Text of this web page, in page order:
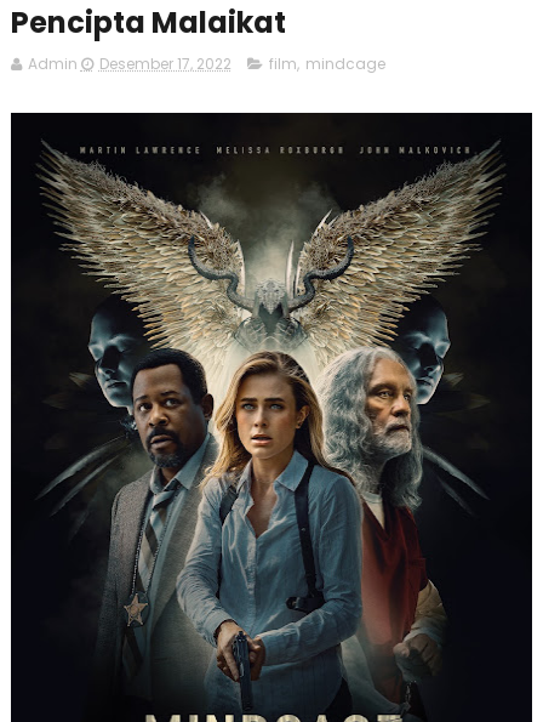
Pencipta Malaikat
Admin Desember 17, 2022 film, mindcage